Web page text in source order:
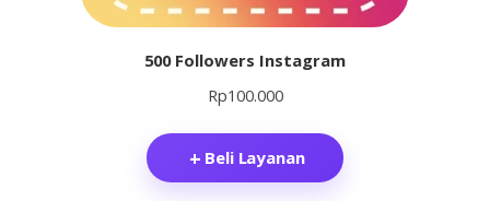
500 Followers Instagram
Rp100.000
Beli Layanan